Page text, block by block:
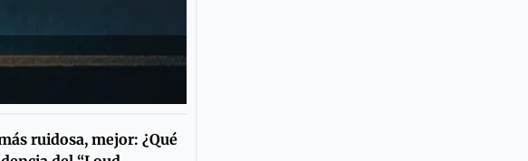
ruidosa, mejor: ¿Qué